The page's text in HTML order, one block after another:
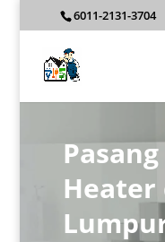
6011-2131-3704
Heater